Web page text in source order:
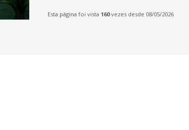
Esta página foi vista 160vezes desde 08/05/2026